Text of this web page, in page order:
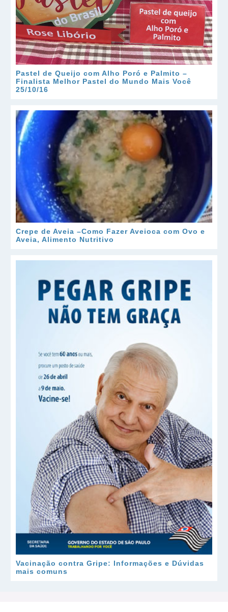
Pastel de Queijo com Alho Poró e Palmito –
Finalista Melhor Pastel do Mundo Mais Você
25/10/16
Crepe de Aveia –Como Fazer Aveioca com Ovo e
Aveia, Alimento Nutritivo
Vacinação contra Gripe: Informações e Dúvidas
mais comuns